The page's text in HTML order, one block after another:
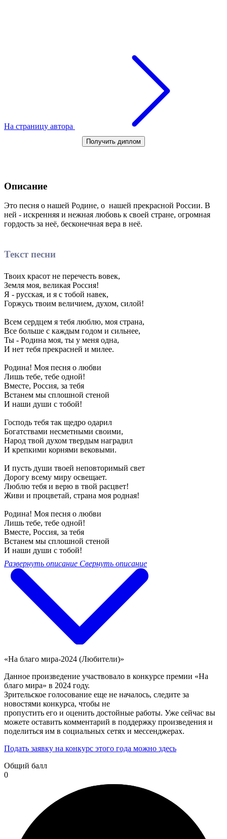
На страницу автора
Получить диплом
Описание
Это песня о нашей Родине, о нашей прекрасной России. В
ней - искренняя и нежная любовь к своей стране, огромная
гордость за неё, бесконечная вера в неё.
Текст песни
Твоих красот не перечесть вовек,
Земля моя, великая Россия!
Я - русская, и я с тобой навек,
Горжусь твоим величием, духом, силой!
Всем сердцем я тебя люблю, моя страна,
Все больше с каждым годом и сильнее,
Ты - Родина моя, ты у меня одна,
И нет тебя прекрасней и милее.
Родина! Моя песня о любви
Лишь тебе, тебе одной!
Вместе, Россия, за тебя
Встанем мы сплошной стеной
И наши души с тобой!
Господь тебя так щедро одарил
Богатствами несметными своими,
Народ твой духом твердым наградил
И крепкими корнями вековыми.
И пусть души твоей неповторимый свет
Дорогу всему миру освещает.
Люблю тебя и верю в твой расцвет!
Живи и процветай, страна моя родная!
Родина! Моя песня о любви
Лишь тебе, тебе одной!
Вместе, Россия, за тебя
Встанем мы сплошной стеной
И наши души с тобой!
Развернуть описание Свернуть описание
«На благо мира-2024 (Любители)»
Данное произведение участвовало в конкурсе премии «На
благо мира» в 2024 году.
Зрительское голосование еще не началось, следите за
новостями конкурса, чтобы не
пропустить его и оценить достойные работы. Уже сейчас вы
можете оставить комментарий в поддержку произведения и
поделиться им в социальных сетях и мессенджерах.
Подать заявку на конкурс этого года можно здесь
Общий балл
0